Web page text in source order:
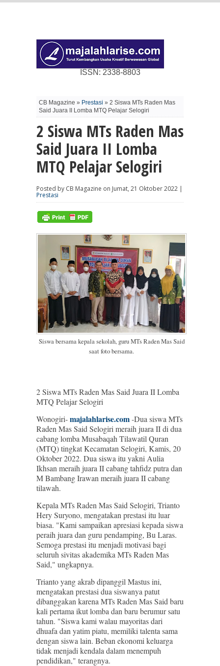
ISSN: 2338-8803
CB Magazine » Prestasi » 2 Siswa MTs Raden Mas
Said Juara II Lomba MTQ Pelajar Selogiri
2 Siswa MTs Raden Mas
Said Juara II Lomba
MTQ Pelajar Selogiri
Posted by CB Magazine on Jumat, 21 Oktober 2022 |
Prestasi
Siswa bersama kepala sekolah, guru MTs Raden Mas Said
saat foto bersama.
2 Siswa MTs Raden Mas Said Juara II Lomba
MTQ Pelajar Selogiri
Wonogiri-majalahlarise.com-Dua siswa MTs
Raden Mas Said Selogiri meraih juara II di dua
cabang lomba Musabaqah Tilawatil Quran
(MTQ) tingkat Kecamatan Selogiri, Kamis, 20
Oktober 2022. Dua siswa itu yakni Aulia
Ikhsan meraih juara II cabang tahfidz putra dan
M Bambang Irawan meraih juara II cabang
tilawah.
Kepala MTs Raden Mas Said Selogiri, Trianto
Hery Suryono, mengatakan prestasi itu luar
biasa. "Kami sampaikan apresiasi kepada siswa
peraih juara dan guru pendamping, Bu Laras.
Semoga prestasi itu menjadi motivasi bagi
seluruh sivitas akademika MTs Raden Mas
Said," ungkapnya.
Trianto yang akrab dipanggil Mastus ini,
mengatakan prestasi dua siswanya patut
dibanggakan karena MTs Raden Mas Said baru
kali pertama ikut lomba dan baru berumur satu
tahun. "Siswa kami walau mayoritas dari
dhuafa dan yatim piatu, memiliki talenta sama
dengan siswa lain. Beban ekonomi keluarga
tidak menjadi kendala dalam menempuh
pendidikan," terangnya.